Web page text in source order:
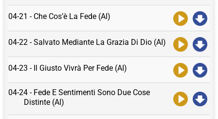
04-21 - Che Cos’è La Fede (AI)
04-22 - Salvato Mediante La Grazia Di Dio (AI)
04-23 - Il Giusto Vivrà Per Fede (AI)
04-24 - Fede E Sentimenti Sono Due Cose
Distinte (AI)